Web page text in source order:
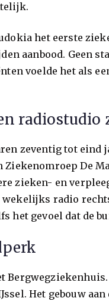
het eerste
aanbood. Geen
voelde het als
radiostudio
zeventig tot
De
zieken- en
radio
het gevoel dat de
Het gebouw